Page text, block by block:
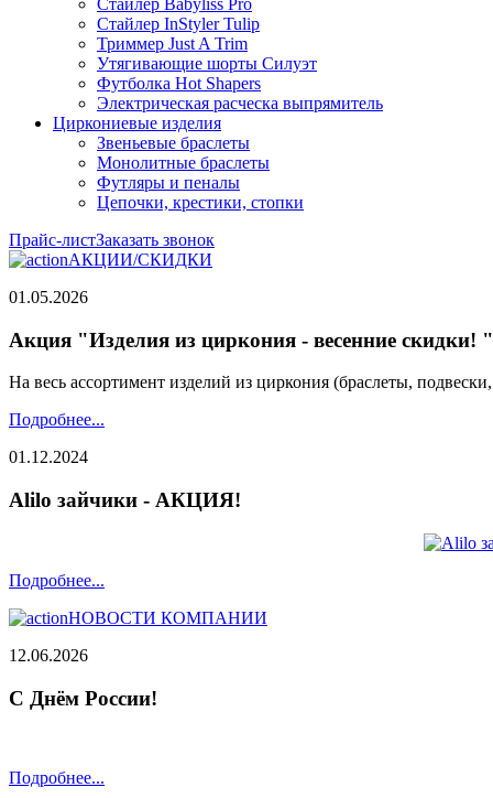
Стайлер Babyliss Pro
Стайлер InStyler Tulip
Триммер Just A Trim
Утягивающие шорты Силуэт
Футболка Hot Shapers
Электрическая расческа выпрямитель
Циркониевые изделия
Звеньевые браслеты
Монолитные браслеты
Футляры и пеналы
Цепочки, крестики, стопки
Прайс-листЗаказать звонок
АКЦИИ/СКИДКИ
01.05.2026
Акция "Изделия из циркония - весенние скидки! "
На весь ассортимент изделий из циркония (браслеты,
Подробнее...
01.12.2024
Alilo зайчики - АКЦИЯ!
Подробнее...
НОВОСТИ КОМПАНИИ
12.06.2026
С Днём России!
Подробнее...